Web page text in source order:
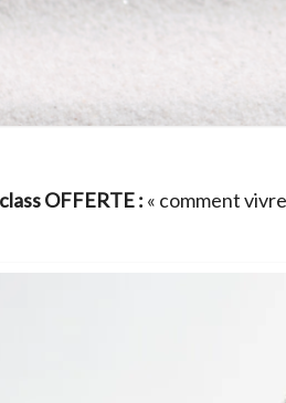
OFFERTE : « comment